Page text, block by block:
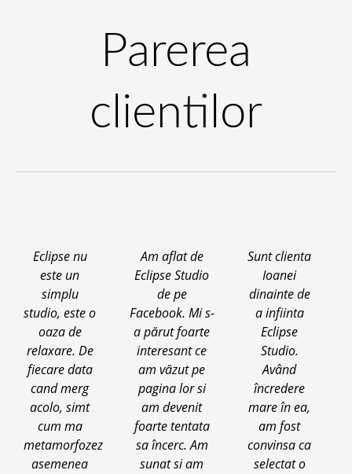
Parerea
clientilor
Eclipse nu
este un
simplu
studio, este o
oaza de
relaxare. De
fiecare data
cand merg
acolo, simt
cum ma
metamorfozez
asemenea
Am aflat de
Eclipse Studio
de pe
Facebook. Mi s-
a părut foarte
interesant ce
am văzut pe
pagina lor si
am devenit
foarte tentata
sa încerc. Am
sunat si am
Sunt clienta
Ioanei
dinainte de
a infiinta
Eclipse
Studio.
Având
încredere
mare în ea,
am fost
convinsa ca
selectat o